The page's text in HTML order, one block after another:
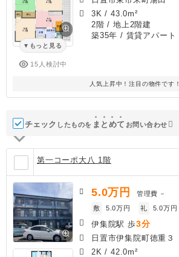
もっと見る
15人検討中
3K /43.0m²
2階 / 地上2階建
築35年 / 賃貸アパート
人気上昇中！注目の物件です！
チェック したものを ま と めて お問い合わせ
第一コーポ大八 1階
5.0万円 管理費 －
敷
5.0万円 礼 5.0万円
伊集院駅 歩3分
日置市伊集院町徳重３
2K /42.0m²